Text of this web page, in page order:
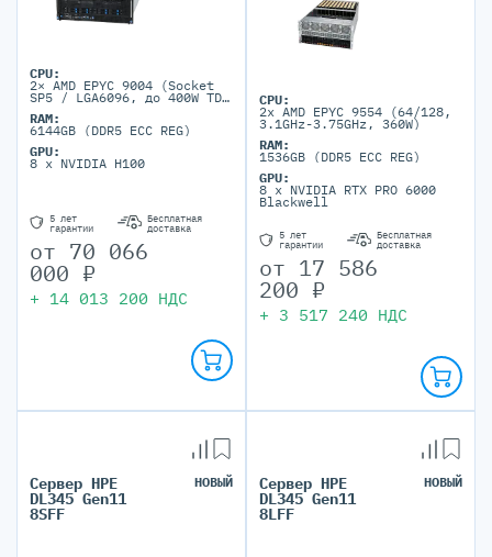
CPU:
2× AMD EPYC 9004 (Socket
SP5 / LGA6096, до 400W TDP
RAM:
6144GB (DDR5 ECC REG)
GPU:
8 x NVIDIA H100
5 лет
гарантии
Бесплатная
доставка
от 70 066
000 ₽
+ 14 013 200 НДС
CPU:
2x AMD EPYC 9554 (64/128,
3.1GHz-3.75GHz, 360W)
RAM:
1536GB (DDR5 ECC REG)
GPU:
8 x NVIDIA RTX PRO 6000
Blackwell
5 лет
гарантии
Бесплатная
доставка
от 17 586
200 ₽
+ 3 517 240 НДС
Сервер HPE
DL345 Gen11
8SFF
НОВЫЙ Сервер HPE
DL345 Gen11
8LFF
НОВЫЙ